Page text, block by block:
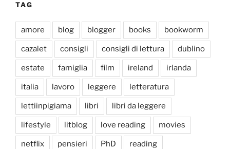
TAG
amore blog blogger books bookworm
cazalet consigli consigli di lettura dublino
estate famiglia film ireland irlanda
italia lavoro leggere letteratura
lettiinpigiama libri libri da leggere
lifestyle litblog love reading movies
netflix pensieri PhD reading